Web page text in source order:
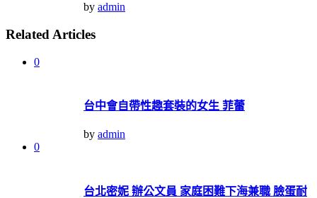
by admin
Related Articles
0
台中會自帶性趣套裝的女生 菲蕾
by admin
0
台北密妮 辦公文員 家庭困難下海兼職 臉蛋耐